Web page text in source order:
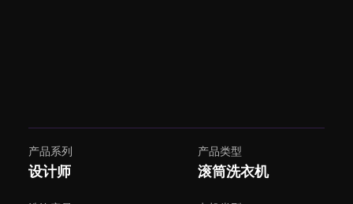
产品系列
设计师
产品类型
滚筒洗衣机